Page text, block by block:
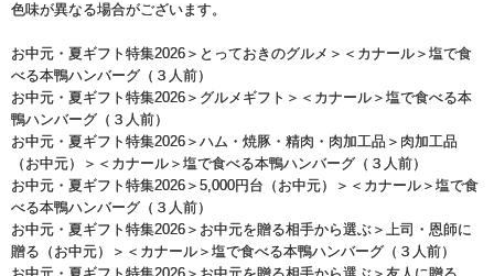
色味が異なる場合がございます。
お中元・夏ギフト特集2026 ＞ とっておきのグルメ ＞＜カナール＞塩で食
べる本鴨ハンバーグ（３人前）
お中元・夏ギフト特集2026 ＞ グルメギフト ＞＜カナール＞塩で食べる本
鴨ハンバーグ（３人前）
お中元・夏ギフト特集2026 ＞ ハム・焼豚・精肉・肉加工品 ＞ 肉加工品
（お中元）
＞＜カナール＞塩で食べる本鴨ハンバーグ（３人前）
お中元・夏ギフト特集2026 ＞ 5,000円台（お中元）
＞＜カナール＞塩で食
べる本鴨ハンバーグ（３人前）
お中元・夏ギフト特集2026 ＞ お中元を贈る相手から選ぶ ＞ 上司・恩師に
贈る（お中元）
＞＜カナール＞塩で食べる本鴨ハンバーグ（３人前）